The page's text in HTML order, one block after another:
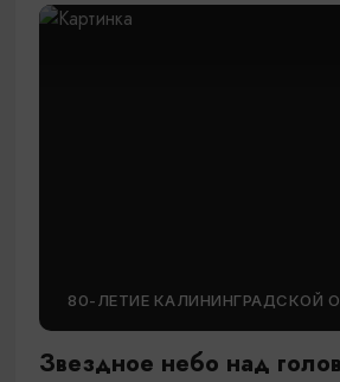
80-ЛЕТИЕ КАЛИНИНГРАДСКОЙ
Звездное небо над